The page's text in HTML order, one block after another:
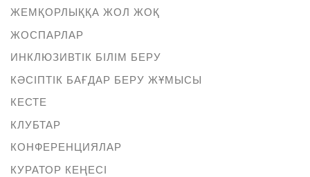
ЖЕМҚОРЛЫҚҚА ЖОЛ ЖОҚ
ЖОСПАРЛАР
ИНКЛЮЗИВТІК БІЛІМ БЕРУ
КӘСІПТІК БАҒДАР БЕРУ ЖҰМЫСЫ
КЕСТЕ
КЛУБТАР
КОНФЕРЕНЦИЯЛАР
КУРАТОР КЕҢЕСІ